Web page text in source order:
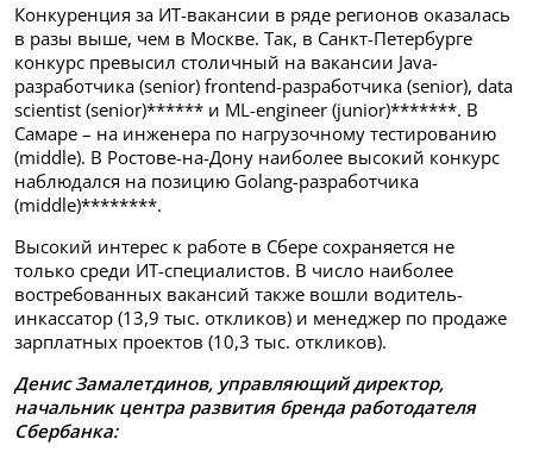
Конкуренция за ИТ-вакансии в ряде регионов оказалась
в разы выше, чем в Москве. Так, в Санкт-Петербурге
конкурс превысил столичный на вакансии Java-
разработчика (senior) frontend-разработчика (senior), data
scientist (senior)****** и ML-engineer (junior)*******. В
Самаре – на инженера по нагрузочному тестированию
(middle). В Ростове-на-Дону наиболее высокий конкурс
наблюдался на позицию Golang-разработчика
(middle)********.
Высокий интерес к работе в Сбере сохраняется не
только среди ИТ-специалистов. В число наиболее
востребованных вакансий также вошли водитель-
инкассатор (13,9 тыс. откликов) и менеджер по продаже
зарплатных проектов (10,3 тыс. откликов).
Денис Замалетдинов, управляющий директор,
начальник центра развития бренда работодателя
Сбербанка: